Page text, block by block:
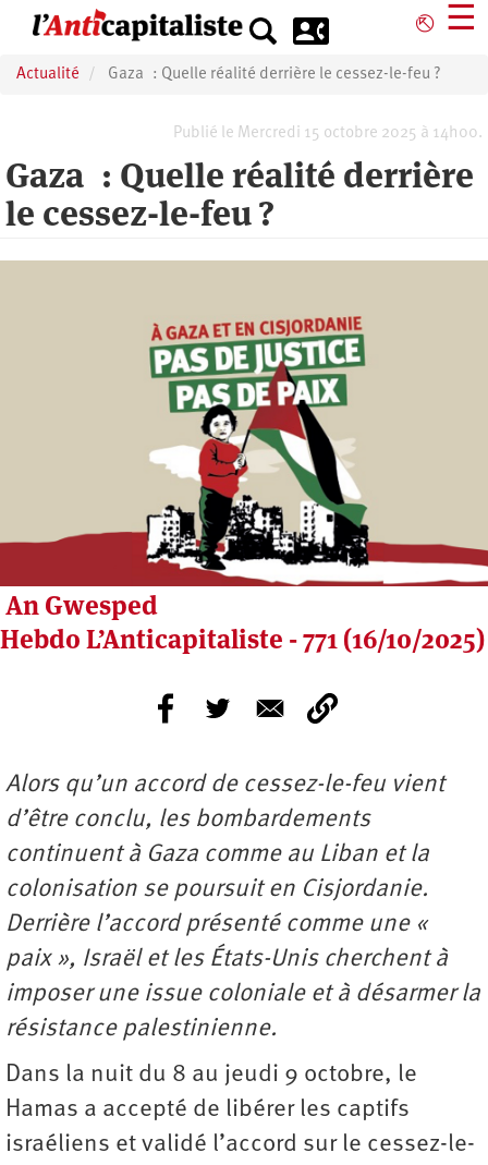
principal
⎋ ☰
Actualité Gaza : Quelle réalité derrière le cessez-le-feu ?
Publié le Mercredi 15 octobre 2025 à 14h00.
Gaza : Quelle réalité derrière
le cessez-le-feu ?
An Gwesped
Hebdo L’Anticapitaliste - 771 (16/10/2025)
Alors qu’un accord de cessez-le-feu vient
d’être conclu, les bombardements
continuent à Gaza comme au Liban et la
colonisation se poursuit en Cisjordanie.
Derrière l’accord présenté comme une «
paix », Israël et les États-Unis cherchent à
imposer une issue coloniale et à désarmer la
résistance palestinienne.
Dans la nuit du 8 au jeudi 9 octobre, le
Hamas a accepté de libérer les captifs
israéliens et validé l’accord sur le cessez-le-